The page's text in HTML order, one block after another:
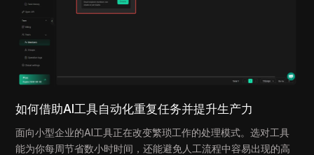
如何借助AI工具自动化重复任务并提升生产力
面向小型企业的AI工具正在改变繁琐工作的处理模式。选对工具
能为你每周节省数小时时间，还能避免人工流程中容易出现的高